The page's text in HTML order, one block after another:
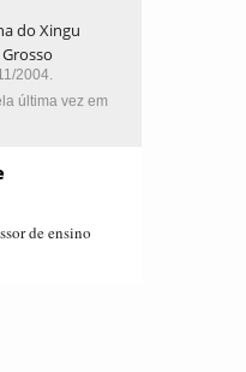
do Xingu
2004.
última vez em
de ensino